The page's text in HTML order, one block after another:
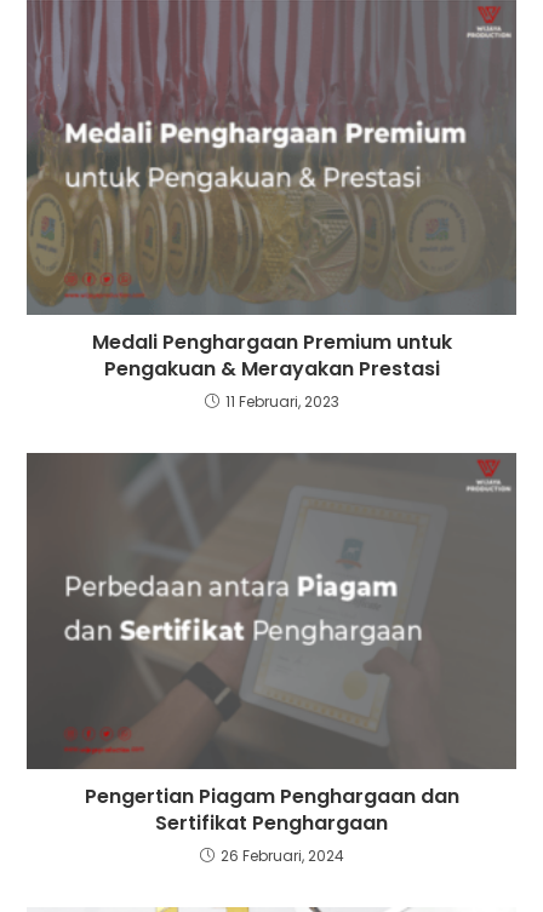
Medali Penghargaan Premium untuk
Pengakuan & Merayakan Prestasi
11 Februari, 2023
Pengertian Piagam Penghargaan dan
Sertifikat Penghargaan
26 Februari, 2024